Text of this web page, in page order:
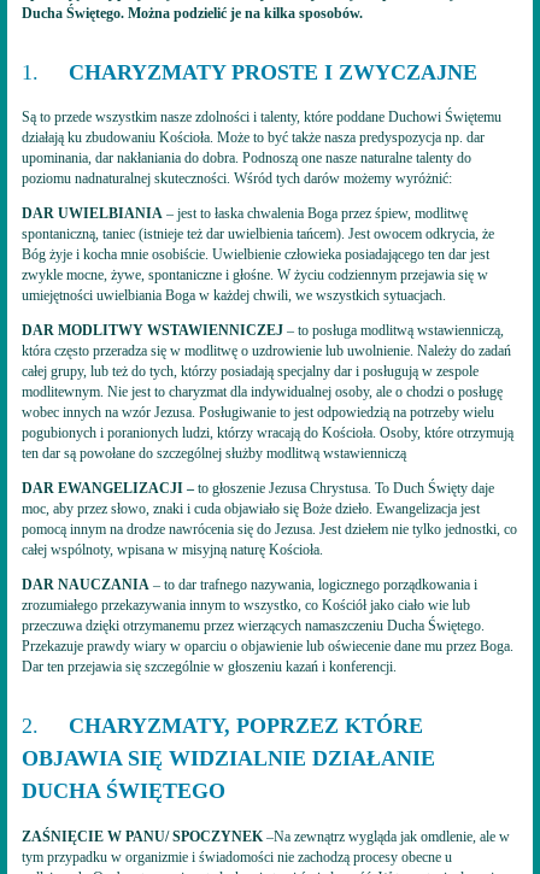
Ducha Świętego. Można podzielić je na kilka sposobów.
1.CHARYZMATY PROSTE I ZWYCZAJNE
Są to przede wszystkim nasze zdolności i talenty, które poddane Duchowi Świętemu
działają ku zbudowaniu Kościoła. Może to być także nasza predyspozycja np. dar
upominania, dar nakłaniania do dobra. Podnoszą one nasze naturalne talenty do
poziomu nadnaturalnej skuteczności. Wśród tych darów możemy wyróżnić:
DAR UWIELBIANIA – jest to łaska chwalenia Boga przez śpiew, modlitwę
spontaniczną, taniec (istnieje też dar uwielbienia tańcem). Jest owocem odkrycia, że
Bóg żyje i kocha mnie osobiście. Uwielbienie człowieka posiadającego ten dar jest
zwykle mocne, żywe, spontaniczne i głośne. W życiu codziennym przejawia się w
umiejętności uwielbiania Boga w każdej chwili, we wszystkich sytuacjach.
DAR MODLITWY WSTAWIENNICZEJ – to posługa modlitwą wstawienniczą,
która często przeradza się w modlitwę o uzdrowienie lub uwolnienie. Należy do zadań
całej grupy, lub też do tych, którzy posiadają specjalny dar i posługują w zespole
modlitewnym. Nie jest to charyzmat dla indywidualnej osoby, ale o chodzi o posługę
wobec innych na wzór Jezusa. Posługiwanie to jest odpowiedzią na potrzeby wielu
pogubionych i poranionych ludzi, którzy wracają do Kościoła. Osoby, które otrzymują
ten dar są powołane do szczególnej służby modlitwą wstawienniczą
DAR EWANGELIZACJI – to głoszenie Jezusa Chrystusa. To Duch Święty daje
moc, aby przez słowo, znaki i cuda objawiało się Boże dzieło. Ewangelizacja jest
pomocą innym na drodze nawrócenia się do Jezusa. Jest dziełem nie tylko jednostki, co
całej wspólnoty, wpisana w misyjną naturę Kościoła.
DAR NAUCZANIA – to dar trafnego nazywania, logicznego porządkowania i
zrozumiałego przekazywania innym to wszystko, co Kościół jako ciało wie lub
przeczuwa dzięki otrzymanemu przez wierzących namaszczeniu Ducha Świętego.
Przekazuje prawdy wiary w oparciu o objawienie lub oświecenie dane mu przez Boga.
Dar ten przejawia się szczególnie w głoszeniu kazań i konferencji.
2.CHARYZMATY, POPRZEZ KTÓRE
OBJAWIA SIĘ WIDZIALNIE DZIAŁANIE
DUCHA ŚWIĘTEGO
ZAŚNIĘCIE W PANU/ SPOCZYNEK –Na zewnątrz wygląda jak omdlenie, ale w
tym przypadku w organizmie i świadomości nie zachodzą procesy obecne u